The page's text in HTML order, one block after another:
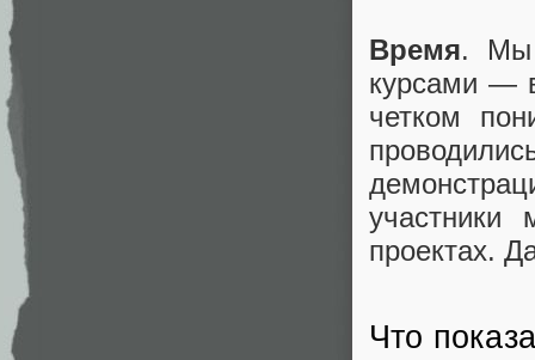
Время. Мы
курсами —
четком
участники
проектах.
Что